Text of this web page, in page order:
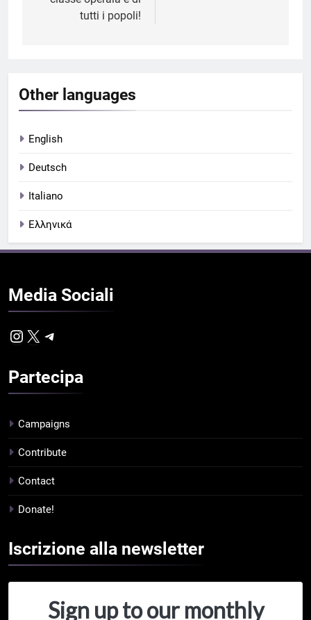
tutti i popoli!
Other languages
English
Deutsch
Italiano
Ελληνικά
Media Sociali
Instagram
Partecipa
Campaigns
Contribute
Contact
Donate!
Iscrizione alla newsletter
Sign up to our monthly